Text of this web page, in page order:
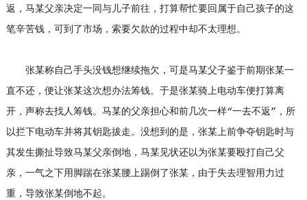
返，马某父亲决定一同与儿子前往，打算帮忙要回属于自己孩子的这
笔辛苦钱，可到了市场，索要欠款的过程中却不太理想。
张某称自己手头没钱想继续拖欠，可是马某父子鉴于前期张某一
直不还，便让张某这次想办法筹钱。于是张某骑上电动车便打算离
开，声称去找人筹钱。马某的父亲担心和前几次一样“一去不返”，所
以拦下电动车并将其钥匙拔走。没想到的是，张某上前争夺钥匙时与
其发生撕扯导致马某父亲倒地，马某见状还以为张某要殴打自己父
亲，一气之下用脚踹在张某腰上踢倒了张某，由于失去理智用力过
重，导致张某倒地不起。